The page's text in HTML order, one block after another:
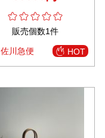
販売個数1件
佐川急便 HOT